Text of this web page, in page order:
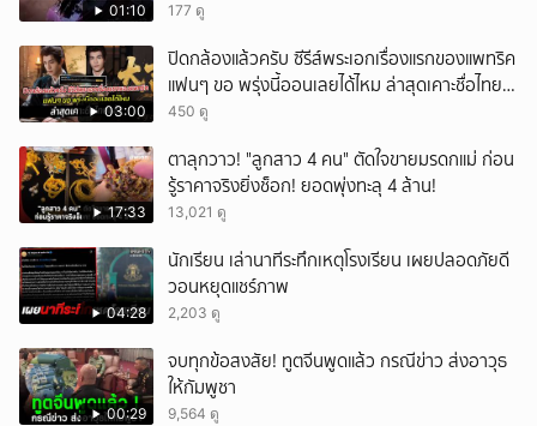
01:10 177 ดู
03:00
ปิดกล้องแล้วครับ ซีรีส์พระเอกเรื่องแรกของแพทริค
แฟนๆ ขอ พรุ่งนี้ออนเลยได้ไหม ล่าสุดเคาะชื่อไทย
แล้ว
450 ดู
17:33
ตาลุกวาว! "ลูกสาว 4 คน" ตัดใจขายมรดกแม่ ก่อน
รู้ราคาจริงยิ่งช็อก! ยอดพุ่งทะลุ 4 ล้าน!
13,021 ดู
04:28
นักเรียน เล่านาทีระทึกเหตุโรงเรียน เผยปลอดภัยดี
วอนหยุดแชร์ภาพ
2,203 ดู
00:29
จบทุกข้อสงสัย! ทูตจีนพูดแล้ว กรณีข่าว ส่งอาวุธ
ให้กัมพูชา
9,564 ดู